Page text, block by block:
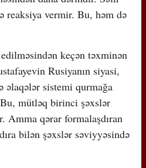
reaksiya vermir. Bu, həm də
keçən təxminən
Rusiyanın siyasi,
əlaqələr sistemi qurmağa
mütləq birinci şəxslər
Amma qərar formalaşdıran
bilən şəxslər səviyyəsində